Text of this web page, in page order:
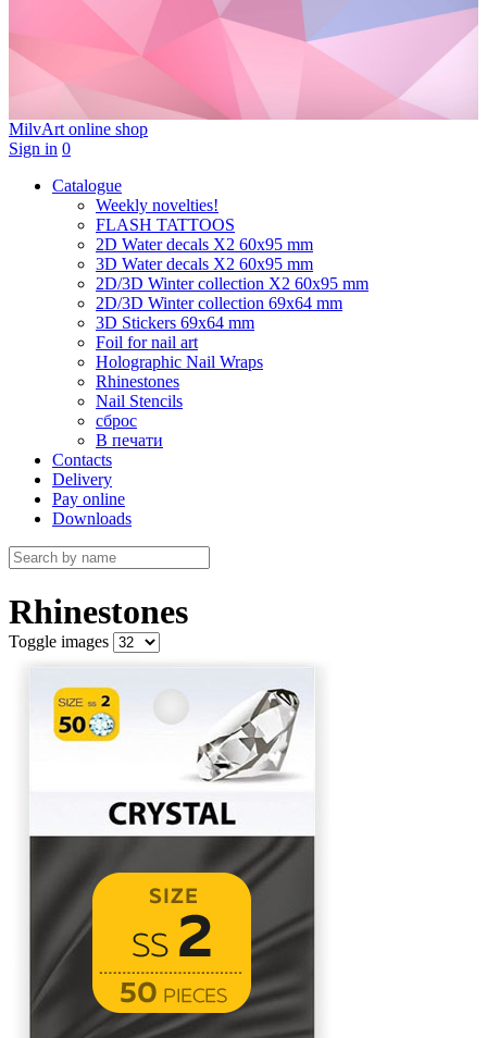
MilvArt online shop
Sign in 0
Catalogue
Weekly novelties!
FLASH TATTOOS
2D Water decals X2 60х95 mm
3D Water decals X2 60х95 mm
2D/3D Winter collection X2 60х95 mm
2D/3D Winter collection 69х64 mm
3D Stickers 69х64 mm
Foil for nail art
Holographic Nail Wraps
Rhinestones
Nail Stencils
сброс
В печати
Contacts
Delivery
Pay online
Downloads
Rhinestones
Toggle images